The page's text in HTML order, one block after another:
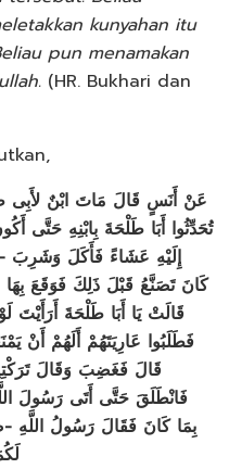
kunyahan itu
pun menamakan
(HR. Bukhari dan
عَنْ أَنَسٍ قَالَ مَاتَ ابْنٌ لأَبِى
تُحَدِّثُوا أَبَا طَلْحَةَ بِابْنِهِ حَتَّى
إِلَيْهِ عَشَاءً فَأَكَلَ
كَانَ تَصَنَّعُ قَبْلَ ذَلِكَ فَوَقَعَ
قَالَتْ يَا أَبَا طَلْحَةَ أَرَأَيْتَ
فَطَلَبُوا عَارِيَتَهُمْ أَلَهُمْ أَنْ
قَالَ فَغَضِبَ وَقَالَ
فَانْطَلَقَ حَتَّى أَتَى رَسُولَ
بِمَا كَانَ فَقَالَ رَسُولُ اللَّهِ